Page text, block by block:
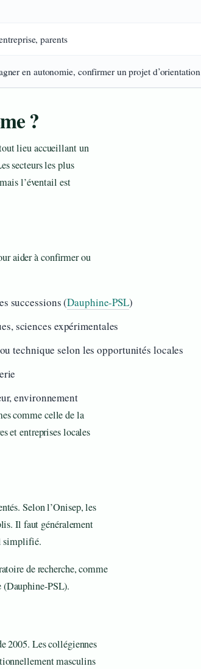
parents
en autonomie, confirmer un projet d’orientation
?
lieu accueillant un
secteurs les plus
l’éventail est
aider à confirmer ou
successions (Dauphine-PSL)
sciences expérimentales
technique selon les opportunités locales
environnement
comme celle de la
et entreprises locales
Selon l’Onisep, les
Il faut généralement
simplifié.
de recherche, comme
(Dauphine-PSL).
2005. Les collégiennes
masculins